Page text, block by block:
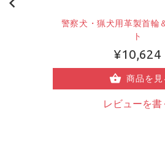
警察犬・猟犬用革製首輪
ト
¥10,624
商品を見
レビューを書